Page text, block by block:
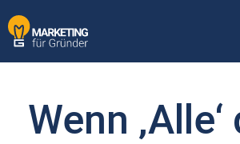
Wenn